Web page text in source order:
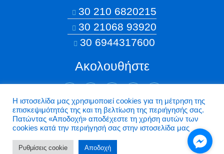
Ακολουθήστε
©2026 Nikospachilas.eu - Design by Dstream
30 210 6820215
30 21068 93920
30 6944317600
Η ιστοσελίδα μας χρησιμοποιεί cookies για τη μέτρηση της
επισκεψιμότητάς της και τη βελτίωση της περιήγησής σας.
Πατώντας «Aποδοχή» αποδέχεστε τη χρήση αυτών των
cookies κατά την περιήγησή σας στην ιστοσελίδα μας
Ρυθμίσεις cookie Aποδοχή